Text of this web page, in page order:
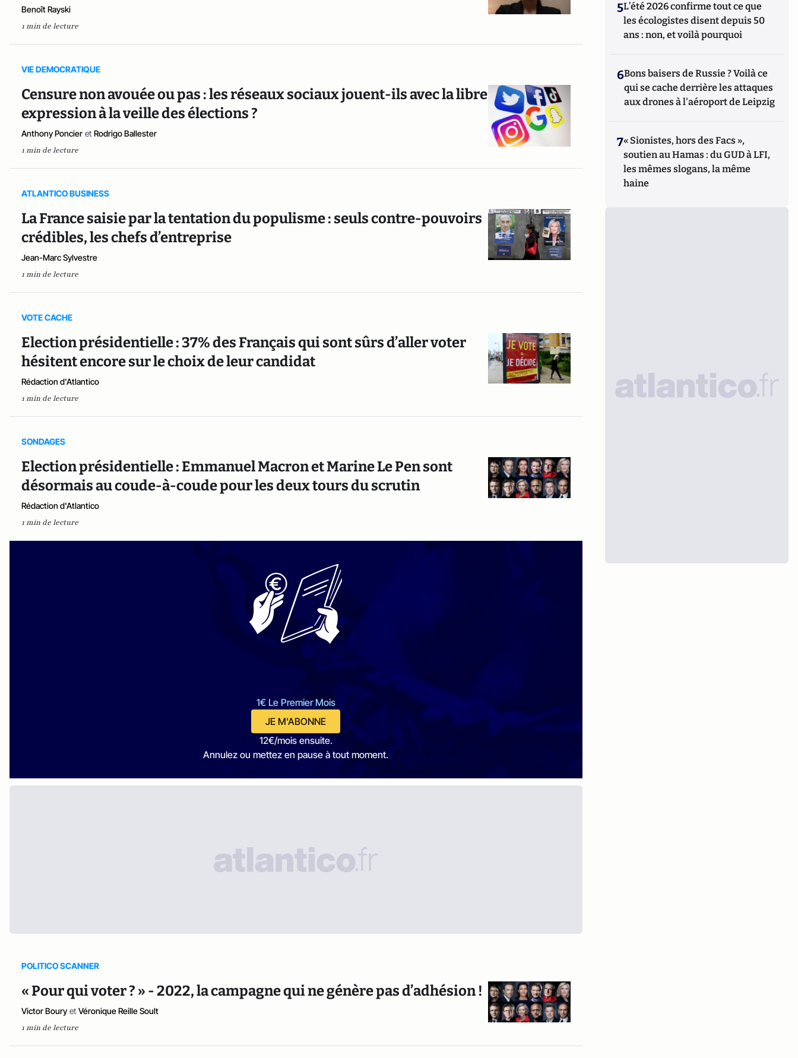
Benoît Rayski
1 min de lecture
VIE DEMOCRATIQUE
Censure non avouée ou pas : les réseaux sociaux jouent-ils avec la libre
expression à la veille des élections ?
Anthony Poncier et Rodrigo Ballester
1 min de lecture
ATLANTICO BUSINESS
La France saisie par la tentation du populisme : seuls contre-pouvoirs
crédibles, les chefs d’entreprise
Jean-Marc Sylvestre
1 min de lecture
VOTE CACHE
Election présidentielle : 37% des Français qui sont sûrs d’aller voter
hésitent encore sur le choix de leur candidat
Rédaction d'Atlantico
1 min de lecture
SONDAGES
Election présidentielle : Emmanuel Macron et Marine Le Pen sont
désormais au coude-à-coude pour les deux tours du scrutin
Rédaction d'Atlantico
1 min de lecture
1€ Le Premier Mois
JE M'ABONNE
12€/mois ensuite.
Annulez ou mettez en pause à tout moment.
POLITICO SCANNER
« Pour qui voter ? » - 2022, la campagne qui ne génère pas d’adhésion !
Victor Boury et Véronique Reille Soult
1 min de lecture
5L’été 2026 confirme tout ce que
les écologistes disent depuis 50
ans : non, et voilà pourquoi
6Bons baisers de Russie ? Voilà ce
qui se cache derrière les attaques
aux drones à l'aéroport de Leipzig
7« Sionistes, hors des Facs »,
soutien au Hamas : du GUD à LFI,
les mêmes slogans, la même
haine